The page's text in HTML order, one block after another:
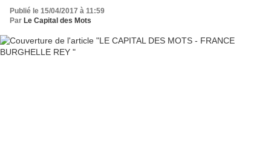
Publié le 15/04/2017 à 11:59
Par Le Capital des Mots